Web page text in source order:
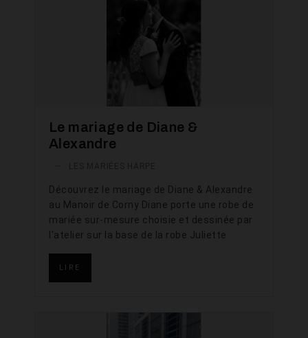
Le mariage de Diane &
Alexandre
Découvrez le mariage de Diane & Alexandre
au Manoir de Corny Diane porte une robe de
mariée sur-mesure choisie et dessinée par
l'atelier sur la base de la robe Juliette
LIRE